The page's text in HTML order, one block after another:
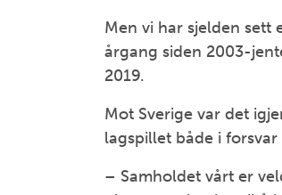
Men vi har sjelden sett
årgang siden 2003-
2019.
Mot Sverige var det
lagspillet både i
– Samholdet vårt er